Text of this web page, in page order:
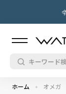
ホーム オメガ